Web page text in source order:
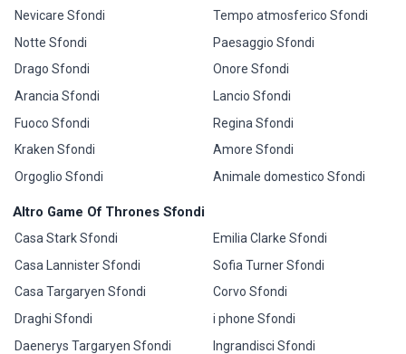
Nevicare Sfondi
Notte Sfondi
Drago Sfondi
Arancia Sfondi
Fuoco Sfondi
Kraken Sfondi
Orgoglio Sfondi
Tempo atmosferico Sfondi
Paesaggio Sfondi
Onore Sfondi
Lancio Sfondi
Regina Sfondi
Amore Sfondi
Animale domestico Sfondi
Altro Game Of Thrones Sfondi
Casa Stark Sfondi
Casa Lannister Sfondi
Casa Targaryen Sfondi
Draghi Sfondi
Daenerys Targaryen Sfondi
Emilia Clarke Sfondi
Sofia Turner Sfondi
Corvo Sfondi
i phone Sfondi
Ingrandisci Sfondi